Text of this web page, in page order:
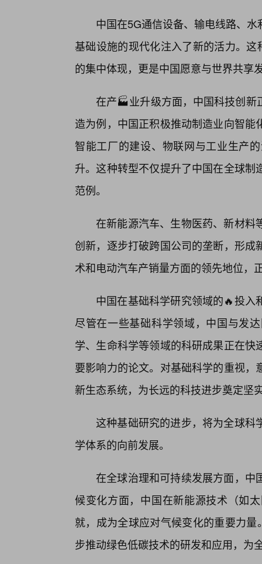
中国在5G通信设备、输电线路、
基础设施的现代化注入了新的活力。
的集中体现，更是中国愿意与世界共享
在产🏭业升级方面，中国科技创新
造为例，中国正积极推动制造业向智
智能工厂的建设、物联网与工业生产
升。这种转型不仅提升了中国在全球
范例。
在新能源汽车、生物医药、新材料
创新，逐步打破跨国公司的垄断，形
术和电动汽车产销量方面的领先地位，
中国在基础科学研究领域的🔥投
尽管在一些基础科学领域，中国与发
学、生命科学等领域的科研成果正在
要影响力的论文。对基础科学的重视
新生态系统，为长远的科技进步奠定坚
这种基础研究的进步，将为全球
学体系的向前发展。
在全球治理和可持续发展方面，中
候变化方面，中国在新能源技术（如
就，成为全球应对气候变化的重要力
步推动绿色低碳技术的研发和应用，为